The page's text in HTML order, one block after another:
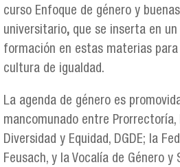
curso Enfoque de género y
universitario, que se inserta en
formación en estas materias
cultura de igualdad.
La agenda de género es
mancomunado entre
Diversidad y Equidad, DGDE; la
Feusach, y la Vocalía de Género y